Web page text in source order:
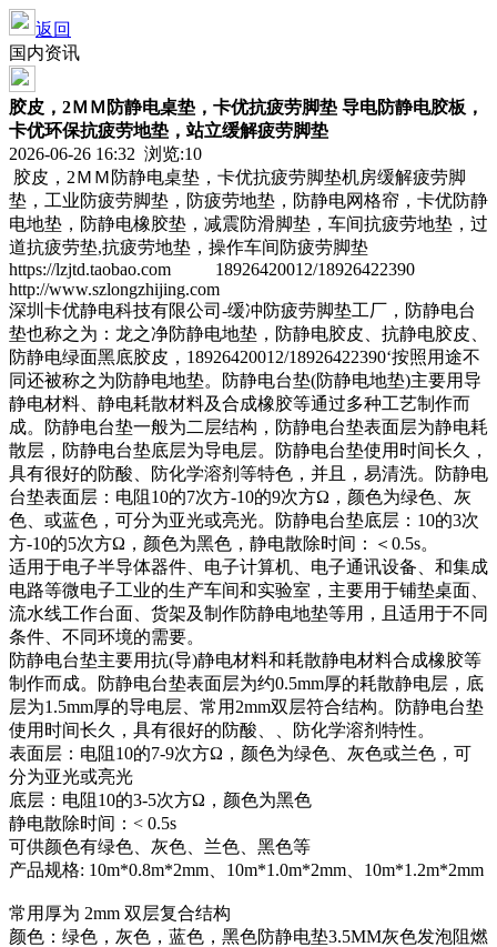
返回
国内资讯
胶皮，2ＭＭ防静电桌垫，卡优抗疲劳脚垫 导电防静电胶板，
卡优环保抗疲劳地垫，站立缓解疲劳脚垫
2026-06-26 16:32 浏览:10
胶皮，2ＭＭ防静电桌垫，卡优抗疲劳脚垫机房缓解疲劳脚
垫，工业防疲劳脚垫，防疲劳地垫，防静电网格帘，卡优防静
电地垫，防静电橡胶垫，减震防滑脚垫，车间抗疲劳地垫，过
道抗疲劳垫,抗疲劳地垫，操作车间防疲劳脚垫
https://lzjtd.taobao.com 18926420012/18926422390
http://www.szlongzhijing.com
深圳卡优静电科技有限公司-缓冲防疲劳脚垫工厂，防静电台
垫也称之为：龙之净防静电地垫，防静电胶皮、抗静电胶皮、
防静电绿面黑底胶皮，18926420012/18926422390‘按照用途不
同还被称之为防静电地垫。防静电台垫(防静电地垫)主要用导
静电材料、静电耗散材料及合成橡胶等通过多种工艺制作而
成。防静电台垫一般为二层结构，防静电台垫表面层为静电耗
散层，防静电台垫底层为导电层。防静电台垫使用时间长久，
具有很好的防酸、防化学溶剂等特色，并且，易清洗。防静电
台垫表面层：电阻10的7次方-10的9次方Ω，颜色为绿色、灰
色、或蓝色，可分为亚光或亮光。防静电台垫底层：10的3次
方-10的5次方Ω，颜色为黑色，静电散除时间：＜0.5s。
适用于电子半导体器件、电子计算机、电子通讯设备、和集成
电路等微电子工业的生产车间和实验室，主要用于铺垫桌面、
流水线工作台面、货架及制作防静电地垫等用，且适用于不同
条件、不同环境的需要。
防静电台垫主要用抗(导)静电材料和耗散静电材料合成橡胶等
制作而成。防静电台垫表面层为约0.5mm厚的耗散静电层，底
层为1.5mm厚的导电层、常用2mm双层符合结构。防静电台垫
使用时间长久，具有很好的防酸、、防化学溶剂特性。
表面层：电阻10的7-9次方Ω，颜色为绿色、灰色或兰色，可
分为亚光或亮光
底层：电阻10的3-5次方Ω，颜色为黑色
静电散除时间：< 0.5s
可供颜色有绿色、灰色、兰色、黑色等
产品规格: 10m*0.8m*2mm、10m*1.0m*2mm、10m*1.2m*2mm
常用厚为 2mm 双层复合结构
颜色：绿色，灰色，蓝色，黑色防静电垫3.5MM灰色发泡阻燃